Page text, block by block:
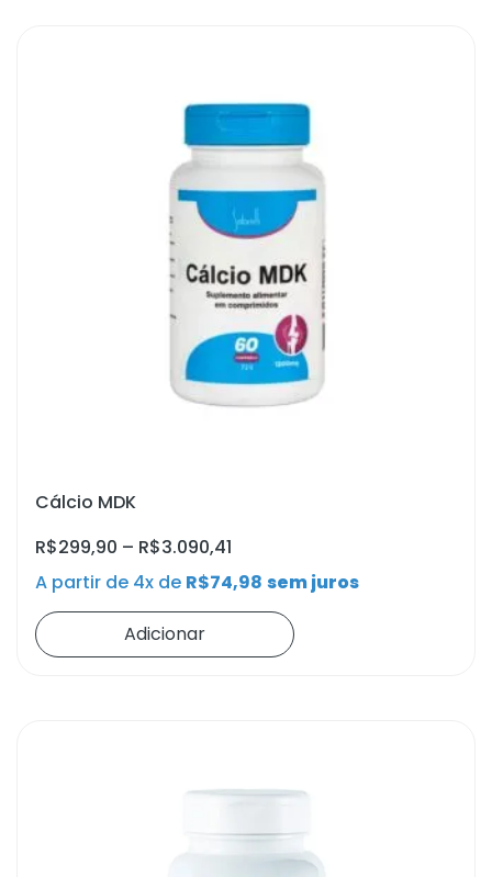
Cálcio MDK
R$299,90 – R$3.090,41
A partir de 4x de R$74,98 sem juros
Adicionar